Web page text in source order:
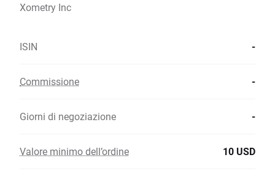
Xometry Inc
ISIN -
Commissione -
Giorni di negoziazione -
Valore minimo dell’ordine 10 USD